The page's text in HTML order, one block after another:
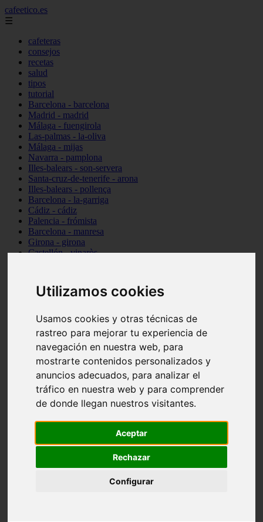
Utilizamos cookies
Usamos cookies y otras técnicas de
rastreo para mejorar tu experiencia de
navegación en nuestra web, para
mostrarte contenidos personalizados y
anuncios adecuados, para analizar el
tráfico en nuestra web y para comprender
de donde llegan nuestros visitantes.
Aceptar
Rechazar
Configurar
cafeetico.es
☰
cafeteras
consejos
recetas
salud
tipos
tutorial
Barcelona - barcelona
Madrid - madrid
Málaga - fuengirola
Las-palmas - la-oliva
Málaga - mijas
Navarra - pamplona
Illes-balears - son-servera
Santa-cruz-de-tenerife - arona
Illes-balears - pollença
Barcelona - la-garriga
Cádiz - cádiz
Palencia - frómista
Barcelona - manresa
Girona - girona
Castellón - vinaròs
Málaga - nerja
Girona - blanes
Málaga - marbella
Asturias - gijón
Girona - figueres
Alicante - santa-pola
Almería - roquetas-de-mar
Girona - tossa-de-mar
Barcelona - sant-cugat-del-vallès
Alicante - l39alfàs-del-pi
Barcelona - vilanova-i-la-geltrú
Castellón - peñíscola
Illes-balears - sant-josep-de-sa-talaia